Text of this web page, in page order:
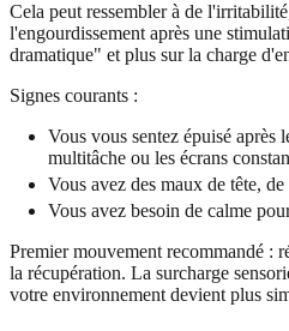
Cela peut ressembler à de
l'engourdissement après une
dramatique" et plus sur la charge
Signes courants :
Vous vous sentez épuisé après
multitâche ou les écrans
Vous avez des maux de tête,
Vous avez besoin de calme
Premier mouvement recommandé :
la récupération. La surcharge
votre environnement devient plus